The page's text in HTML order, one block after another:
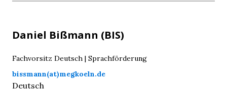
Daniel Bißmann (BIS)
Fachvorsitz Deutsch | Sprachförderung
bissmann(at)megkoeln.de
Deutsch